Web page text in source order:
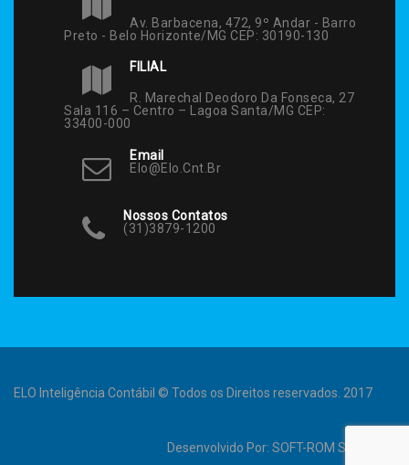
Av. Barbacena, 472, 9º Andar - Barro
Preto - Belo Horizonte/MG CEP: 30190-130
FILIAL
R. Marechal Deodoro Da Fonseca, 27
Sala 116 – Centro – Lagoa Santa/MG CEP:
33400-000
Email
Elo@elo.cnt.br
Nossos Contatos
(31)3879-1200
ELO Inteligência Contábil © Todos os Direitos reservados. 2017
Desenvolvido Por: SOFT-ROM Sistemas